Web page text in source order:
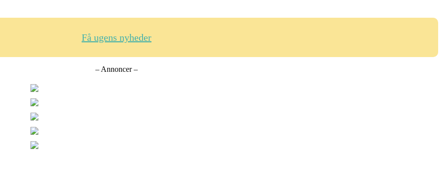
Få ugens nyheder
– Annoncer –